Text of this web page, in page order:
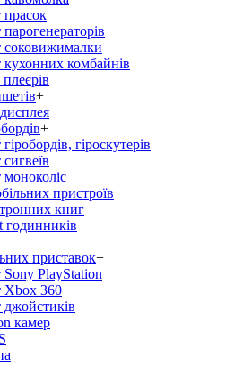
соковижималки
комбайнів
+
+
гіроскутерів
пристроїв
книг
годинників
приставок+
PlayStation
Xbox 360
камер